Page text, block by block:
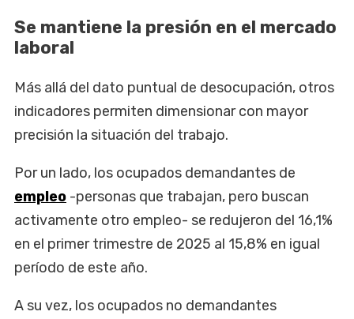
Se mantiene la presión en el mercado
laboral
Más allá del dato puntual de desocupación, otros
indicadores permiten dimensionar con mayor
precisión la situación del trabajo.
Por un lado, los ocupados demandantes de
empleo -personas que trabajan, pero buscan
activamente otro empleo- se redujeron del 16,1%
en el primer trimestre de 2025 al 15,8% en igual
período de este año.
A su vez, los ocupados no demandantes